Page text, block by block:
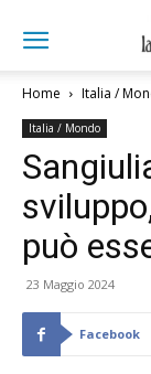
Home Italia /
Italia / Mondo
può
23 Maggio 2024
Facebook